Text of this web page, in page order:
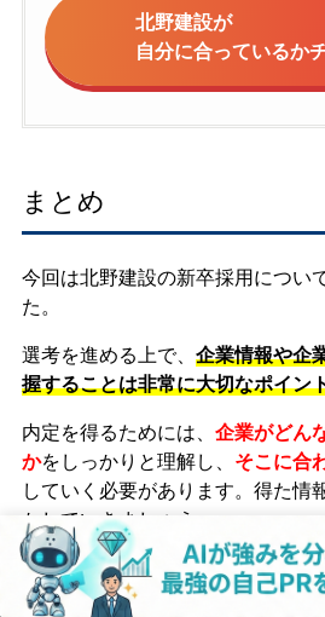
北野建設が
自分に合っているか
まとめ
今回は北野建設の新卒採用につい
た。
選考を進める上で、 企業情報や企
握することは非常に大切なポイン
内定を得るためには、 企業がどん
かをしっかりと理解し、 そこに合
していく必要があります。 得た情
かしていきましょう。
このサイトでは、他企業の年収情
究について役立つ記事もたくさん